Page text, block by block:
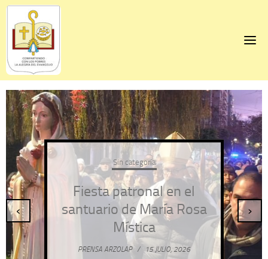
Skip
content
Sin categoría
Fiesta patronal en el
santuario de María Rosa
Mística
PRENSA ARZOLAP / 15 JULIO, 2026
‹ ›